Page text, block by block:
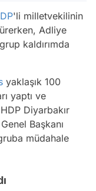
'li milletvekilinin
Adliye
kaldırımda
yaklaşık 100
yaptı ve
Diyarbakır
Başkanı
müdahale